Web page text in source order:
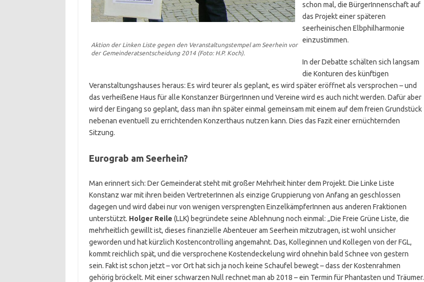
Aktion der Linken Liste gegen den Veranstaltungstempel am Seerhein vor
der Gemeinderatsentscheidung 2014 (Foto: H.P. Koch).
schon mal, die BürgerInnenschaft auf
das Projekt einer späteren
seerheinischen Elbphilharmonie
einzustimmen.
In der Debatte schälten sich langsam
die Konturen des künftigen
Veranstaltungshauses heraus: Es wird teurer als geplant, es wird später eröffnet als versprochen – und
das verheißene Haus für alle Konstanzer BürgerInnen und Vereine wird es auch nicht werden. Dafür aber
wird der Eingang so geplant, dass man ihn später einmal gemeinsam mit einem auf dem freien Grundstück
nebenan eventuell zu errichtenden Konzerthaus nutzen kann. Dies das Fazit einer ernüchternden
Sitzung.
Eurograb am Seerhein?
Man erinnert sich: Der Gemeinderat steht mit großer Mehrheit hinter dem Projekt. Die Linke Liste
Konstanz war mit ihren beiden VertreterInnen als einzige Gruppierung von Anfang an geschlossen
dagegen und wird dabei nur von wenigen versprengten EinzelkämpferInnen aus anderen Fraktionen
unterstützt. Holger Reile (LLK) begründete seine Ablehnung noch einmal: „Die Freie Grüne Liste, die
mehrheitlich gewillt ist, dieses finanzielle Abenteuer am Seerhein mitzutragen, ist wohl unsicher
geworden und hat kürzlich Kostencontrolling angemahnt. Das, Kolleginnen und Kollegen von der FGL,
kommt reichlich spät, und die versprochene Kostendeckelung wird ohnehin bald Schnee von gestern
sein. Fakt ist schon jetzt – vor Ort hat sich ja noch keine Schaufel bewegt – dass der Kostenrahmen
gehörig bröckelt. Mit einer schwarzen Null rechnet man ab 2018 – ein Termin für Phantasten und Träumer.